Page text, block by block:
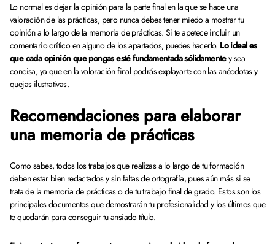
Lo normal es dejar la opinión para la parte final en la que se hace una
valoración de las prácticas, pero nunca debes tener miedo a mostrar tu
opinión a lo largo de la memoria de prácticas. Si te apetece incluir un
comentario crítico en alguno de los apartados, puedes hacerlo. Lo ideal es
que cada opinión que pongas esté fundamentada sólidamentey sea
concisa, ya que en la valoración final podrás explayarte con las anécdotas y
quejas ilustrativas.
Recomendaciones para elaborar
una memoria de prácticas
Como sabes, todos los trabajos que realizas a lo largo de tu formación
deben estar bien redactados y sin faltas de ortografía, pues aún más si se
trata de la memoria de prácticas o de tu trabajo final de grado. Estos son los
principales documentos que demostrarán tu profesionalidad y los últimos que
te quedarán para conseguir tu ansiado título.